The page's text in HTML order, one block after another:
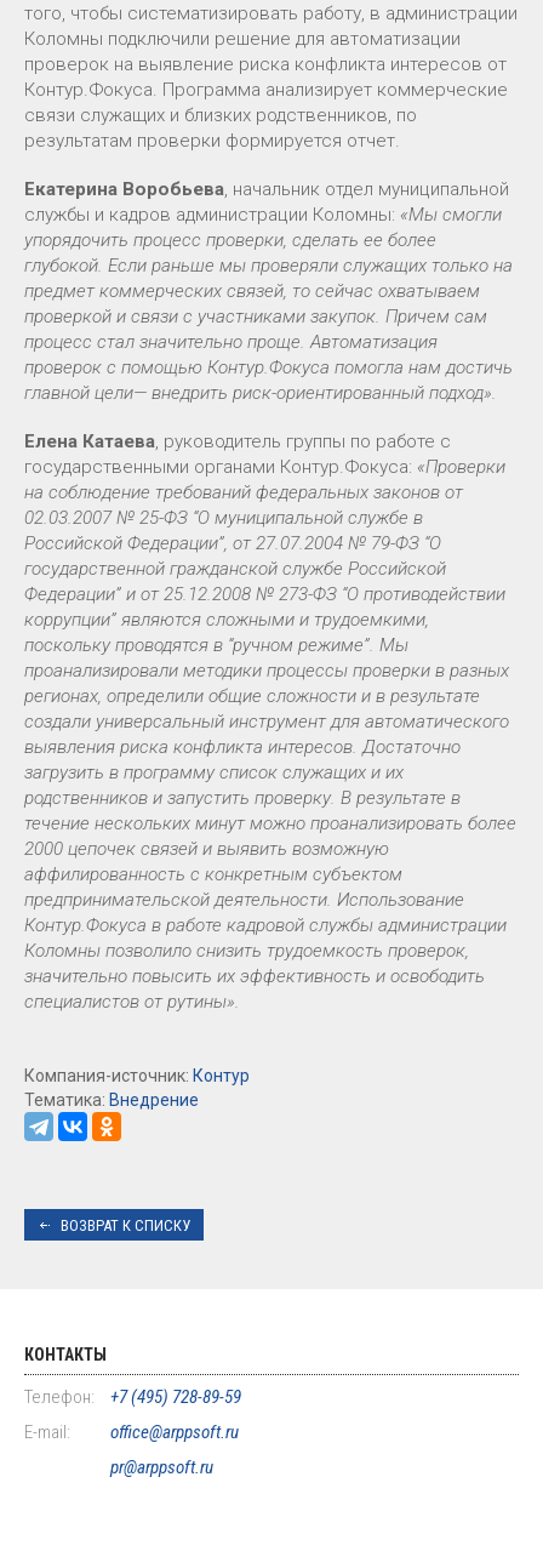
того, чтобы систематизировать работу, в администрации
Коломны подключили решение для автоматизации
проверок на выявление риска конфликта интересов от
Контур.Фокуса. Программа анализирует коммерческие
связи служащих и близких родственников, по
результатам проверки формируется отчет.
Екатерина Воробьева, начальник отдел муниципальной
службы и кадров администрации Коломны: «Мы смогли
упорядочить процесс проверки, сделать ее более
глубокой. Если раньше мы проверяли служащих только на
предмет коммерческих связей, то сейчас охватываем
проверкой и связи с участниками закупок. Причем сам
процесс стал значительно проще. Автоматизация
проверок с помощью Контур.Фокуса помогла нам достичь
главной цели— внедрить риск-ориентированный подход».
Елена Катаева, руководитель группы по работе с
государственными органами Контур.Фокуса: «Проверки
на соблюдение требований федеральных законов от
02.03.2007 № 25-ФЗ “О муниципальной службе в
Российской Федерации”, от 27.07.2004 № 79-ФЗ “О
государственной гражданской службе Российской
Федерации” и от 25.12.2008 № 273-ФЗ “О противодействии
коррупции” являются сложными и трудоемкими,
поскольку проводятся в “ручном режиме”. Мы
проанализировали методики процессы проверки в разных
регионах, определили общие сложности и в результате
создали универсальный инструмент для автоматического
выявления риска конфликта интересов. Достаточно
загрузить в программу список служащих и их
родственников и запустить проверку. В результате в
течение нескольких минут можно проанализировать более
2000 цепочек связей и выявить возможную
аффилированность с конкретным субъектом
предпринимательской деятельности. Использование
Контур.Фокуса в работе кадровой службы администрации
Коломны позволило снизить трудоемкость проверок,
значительно повысить их эффективность и освободить
специалистов от рутины».
Компания-источник: Контур
Тематика: Внедрение
ВОЗВРАТ К СПИСКУ
КОНТАКТЫ
Телефон:
+7 (495) 728-89-59
E-mail:
office@arppsoft.ru
pr@arppsoft.ru